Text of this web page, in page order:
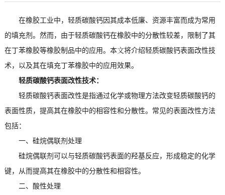
在橡胶工业中， 轻质碳酸钙因其成本低廉、资源丰富而成为常用
的填充剂。然而，由于轻质碳酸钙在橡胶中的分散性较差，限制了其
在丁苯橡胶等橡胶制品中的应用。本文将介绍轻质碳酸钙表面改性技
术，以及其在填充丁苯橡胶中的应用效果。
轻质碳酸钙表面改性技术：
轻质碳酸钙表面改性是指通过化学或物理方法改变轻质碳酸钙的
表面性质，提高其在橡胶中的相容性和分散性。常见的表面改性方法
包括：
一、硅烷偶联剂处理
硅烷偶联剂可以与轻质碳酸钙表面的羟基反应，形成稳定的化学
键，从而提高其在橡胶中的分散性和相容性。
二、酸性处理